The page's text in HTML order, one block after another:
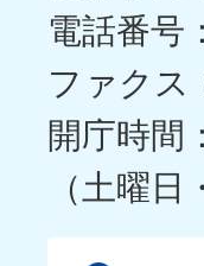
電話番号
ファク
開庁時間
（土曜